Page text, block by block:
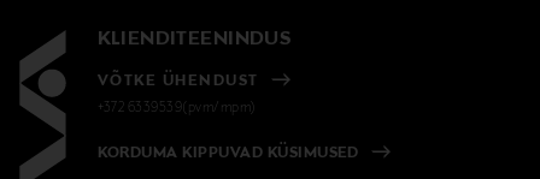
KLIENDITEENINDUS
VÕTKE ÜHENDUST
+372 6339539(pvm/mpm)
KORDUMA KIPPUVAD KÜSIMUSED